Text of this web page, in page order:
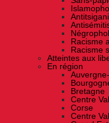
Racisme
Racisme
Atteintes aux
En région
Bretagne
Centre
Corse
Centre